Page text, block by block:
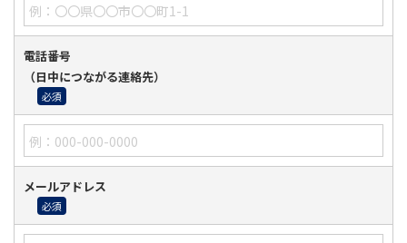
電話番号
（日中につながる連絡先）
メールアドレス